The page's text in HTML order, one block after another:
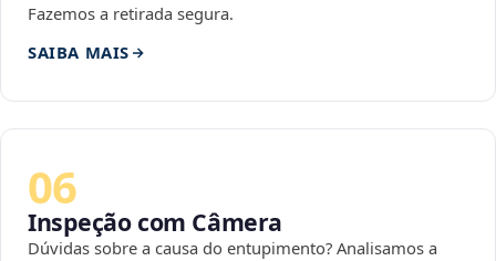
Fazemos a retirada segura.
SAIBA MAIS
06
Inspeção com Câmera
Dúvidas sobre a causa do entupimento? Analisamos a